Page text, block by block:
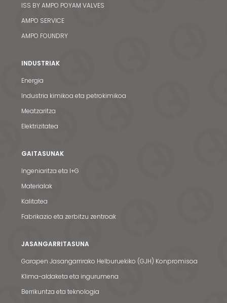
ISS BY AMPO POYAM VALVES
AMPO SERVICE
AMPO FOUNDRY
INDUSTRIAK
Energia
Industria kimikoa eta petrokimikoa
Meatzaritza
Elektrizitatea
GAITASUNAK
Ingeniaritza eta I+G
Materialak
Kalitatea
Fabrikazio eta zerbitzu zentroak
JASANGARRITASUNA
Garapen Jasangarrirako Helburuekiko (GJH) Konpromisoa
Klima-aldaketa eta ingurumena
Berrikuntza eta teknologia